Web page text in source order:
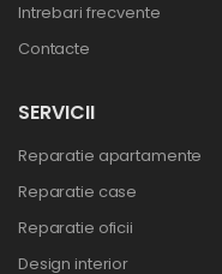
Intrebari frecvente
Contacte
SERVICII
Reparatie apartamente
Reparatie case
Reparatie oficii
Design interior